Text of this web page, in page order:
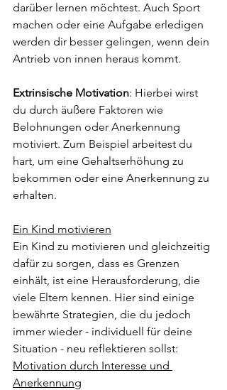
darüber lernen möchtest. Auch Sport
machen oder eine Aufgabe erledigen
werden dir besser gelingen, wenn dein
Antrieb von innen heraus kommt.
Extrinsische Motivation: Hierbei wirst
du durch äußere Faktoren wie
Belohnungen oder Anerkennung
motiviert. Zum Beispiel arbeitest du
hart, um eine Gehaltserhöhung zu
bekommen oder eine Anerkennung zu
erhalten.
Ein Kind motivieren
Ein Kind zu motivieren und gleichzeitig
dafür zu sorgen, dass es Grenzen
einhält, ist eine Herausforderung, die
viele Eltern kennen. Hier sind einige
bewährte Strategien, die du jedoch
immer wieder - individuell für deine
Situation - neu reflektieren sollst:
Motivation durch Interesse und
Anerkennung